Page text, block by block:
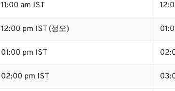
11:00 am IST
12:00 pm IST (정오)
01:00 pm IST
02:00 pm IST